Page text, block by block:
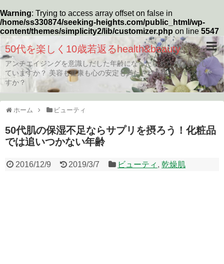
Warning: Trying to access array offset on false in
/home/ss330874/seeking-heights.com/public_html/wp-
content/themes/simplicity2/lib/customizer.php on line 5547
50代を楽しく10歳若返るhealth&beauty
アンチエイジングを意識しだした年齢になったらあなたは何をし
ていますか？ 美容も健康も心の安定も満たされた生活していま
すか？
ホーム ビューティ
50代肌の保湿不足ならサプリを摂ろう！化粧品
では追いつかない年齢
2016/12/9 2019/3/7 ビューティ ,乾燥肌